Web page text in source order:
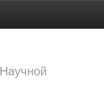
Научной